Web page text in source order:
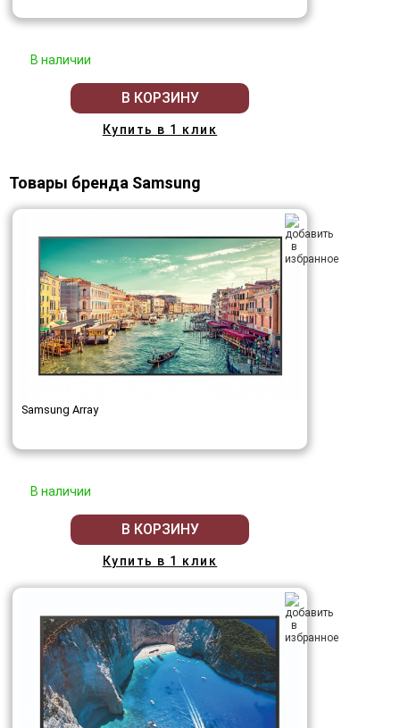
В наличии
В КОРЗИНУ
Купить в 1 клик
Товары бренда Samsung
Samsung Array
В наличии
В КОРЗИНУ
Купить в 1 клик